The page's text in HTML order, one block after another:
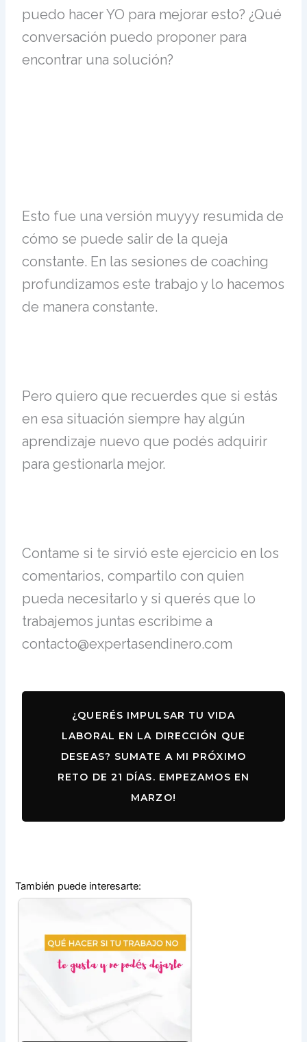
puedo hacer YO para mejorar esto? ¿Qué
conversación puedo proponer para
encontrar una solución?
Esto fue una versión muyyy resumida de
cómo se puede salir de la queja
constante. En las sesiones de coaching
profundizamos este trabajo y lo hacemos
de manera constante.
Pero quiero que recuerdes que si estás
en esa situación siempre hay algún
aprendizaje nuevo que podés adquirir
para gestionarla mejor.
Contame si te sirvió este ejercicio en los
comentarios, compartilo con quien
pueda necesitarlo y si querés que lo
trabajemos juntas escribime a
contacto@expertasendinero.com
¿QUERÉS IMPULSAR TU VIDA
LABORAL EN LA DIRECCIÓN QUE
DESEAS? SUMATE A MI PRÓXIMO
RETO DE 21 DÍAS. EMPEZAMOS EN
MARZO!
También puede interesarte: